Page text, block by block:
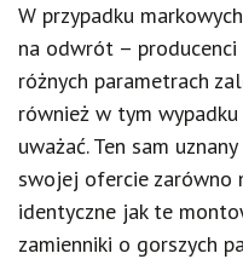
W przypadku
na odwrót –
różnych parametrach
również w tym
uważać. Ten sam
swojej ofercie
identyczne jak te
zamienniki o gorszych